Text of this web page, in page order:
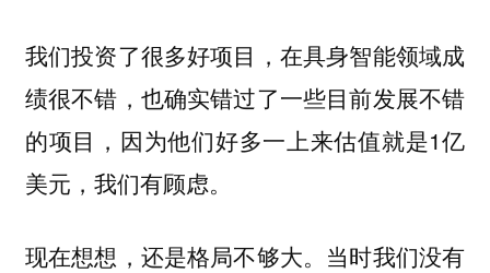
我们投资了很多好项目，在具身智能领域成
绩很不错，也确实错过了一些目前发展不错
的项目，因为他们好多一上来估值就是1亿
美元，我们有顾虑。
现在想想，还是格局不够大。当时我们没有